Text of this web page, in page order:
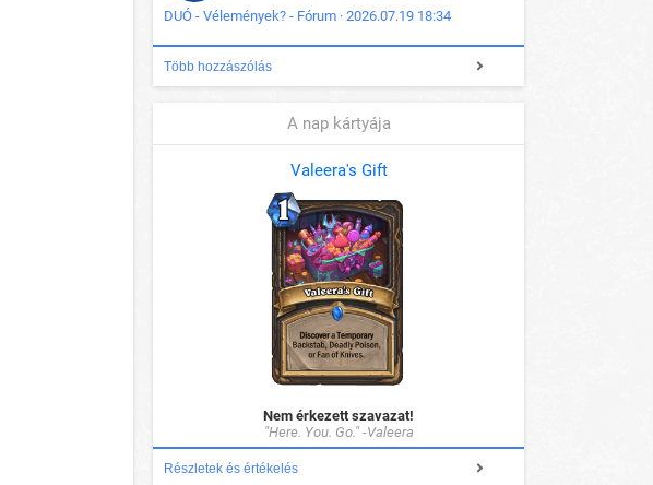
DUÓ - Vélemények? - Fórum · 2026.07.19 18:34
Több hozzászólás
A nap kártyája
Valeera's Gift
Nem érkezett szavazat!
"Here. You. Go." -Valeera
Részletek és értékelés